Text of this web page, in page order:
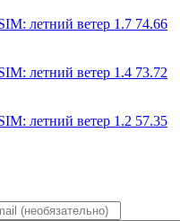
летний ветер 1.7 74.66
летний ветер 1.4 73.72
летний ветер 1.2 57.35